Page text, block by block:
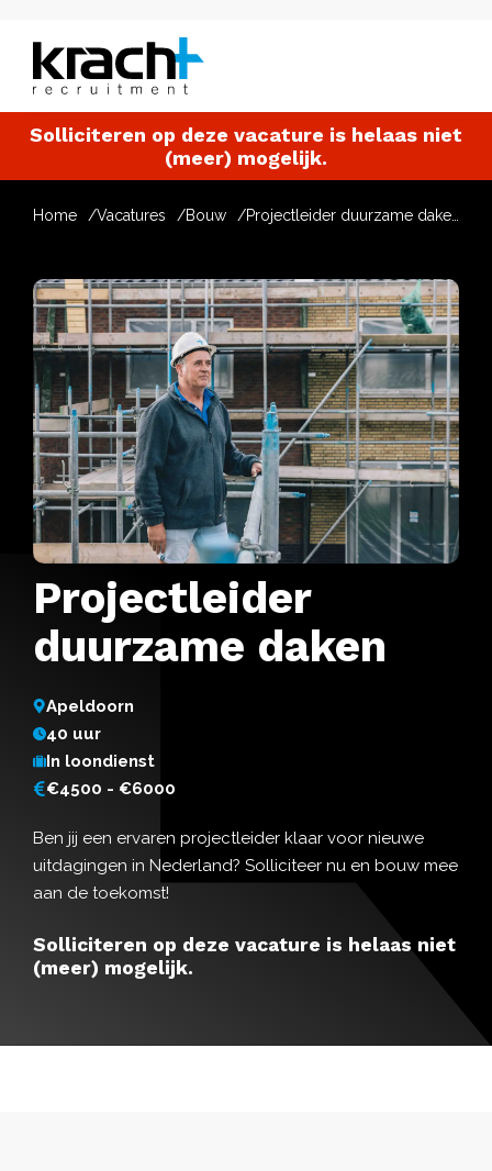
Solliciteren op deze vacature is helaas niet
(meer) mogelijk.
Home Vacatures Bouw
Projectleider
duurzame daken
Apeldoorn
40 uur
In loondienst
€4500 - €6000
Ben jij een ervaren projectleider klaar voor nieuwe
uitdagingen in Nederland? Solliciteer nu en bouw mee
aan de toekomst!
Solliciteren op deze vacature is helaas niet
(meer) mogelijk.